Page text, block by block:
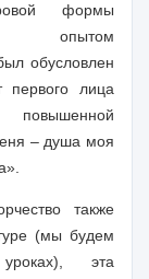
формы
опытом
обусловлен
первого лица
– душа моя
также
(мы будем
эта